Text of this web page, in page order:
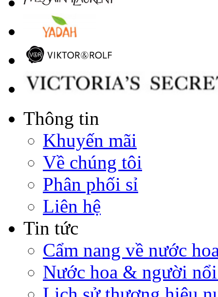
Thông tin
Khuyến mãi
Về chúng tôi
Phân phối sỉ
Liên hệ
Tin tức
Cẩm nang về nước
Nước hoa & người